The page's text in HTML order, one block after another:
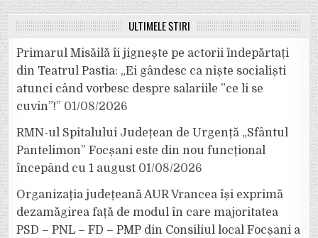
ULTIMELE ȘTIRI
Primarul Misăilă îi jignește pe actorii îndepărtați
din Teatrul Pastia: „Ei gândesc ca niște socialiști
atunci când vorbesc despre salariile ”ce li se
cuvin”!” 01/08/2026
RMN-ul Spitalului Județean de Urgență „Sfântul
Pantelimon” Focșani este din nou funcțional
începând cu 1 august 01/08/2026
Organizația județeană AUR Vrancea își exprimă
dezamăgirea față de modul în care majoritatea
PSD – PNL – FD – PMP din Consiliul local Focșani a